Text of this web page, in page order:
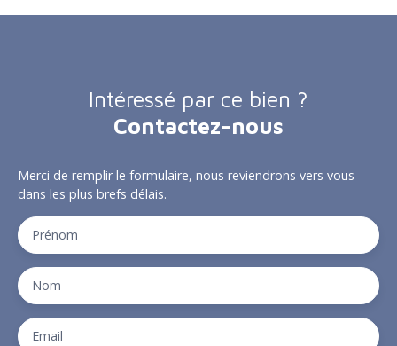
Intéressé par ce bien ?
Contactez-nous
Merci de remplir le formulaire, nous reviendrons vers vous
dans les plus brefs délais.
Prénom
Nom
Email